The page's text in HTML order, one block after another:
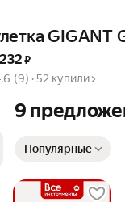
GIGANT
232 ₽
(9) ·52 купили
9
Популярные